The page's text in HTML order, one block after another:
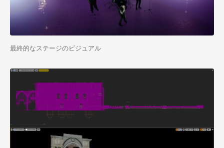
最終的なステージのビジュアル